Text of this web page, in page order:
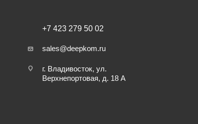
+7 423 279 50 02
sales@deepkom.ru
г. Владивосток, ул.
Верхнепортовая, д. 18 А